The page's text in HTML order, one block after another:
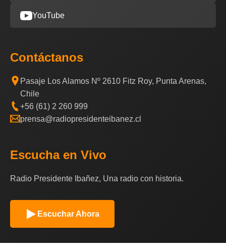
YouTube
Contáctanos
Pasaje Los Alamos Nº 2610 Fitz Roy, Punta Arenas,
Chile
+56 (61) 2 260 999
prensa@radiopresidenteibanez.cl
Escucha en Vivo
Radio Presidente Ibañez, Una radio con historia.
Escuchar Ahora